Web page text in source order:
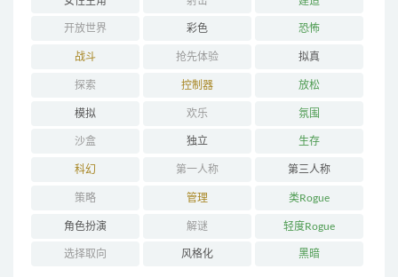
开放世界 彩色 恐怖
战斗 抢先体验 拟真
探索 控制器 放松
模拟 欢乐 氛围
沙盒 独立 生存
科幻 第一人称 第三人称
策略 管理 类Rogue
角色扮演 解谜 轻度Rogue
选择取向 风格化 黑暗